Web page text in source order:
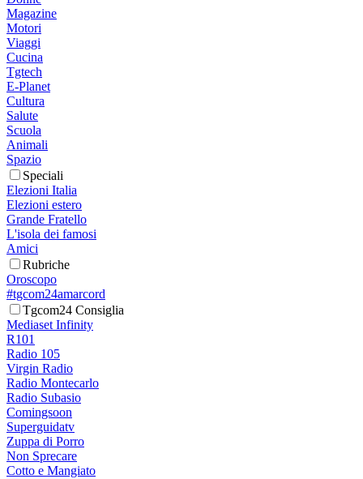
Magazine
Motori
Viaggi
Cucina
Tgtech
E-Planet
Cultura
Salute
Scuola
Animali
Spazio
Speciali
Elezioni Italia
Elezioni estero
Grande Fratello
L'isola dei famosi
Amici
Rubriche
Oroscopo
#tgcom24amarcord
Tgcom24 Consiglia
Mediaset Infinity
R101
Radio 105
Virgin Radio
Radio Montecarlo
Radio Subasio
Comingsoon
Superguidatv
Zuppa di Porro
Non Sprecare
Cotto e Mangiato